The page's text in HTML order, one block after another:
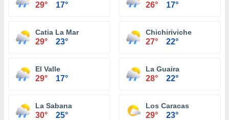
29° 17° 26° 17°
Catia La Mar
29° 23°
Chichiriviche
27° 22°
El Valle
29° 17°
La Guaira
28° 22°
La Sabana
30° 25°
Los Caracas
29° 23°